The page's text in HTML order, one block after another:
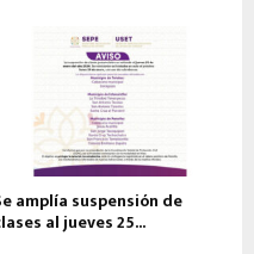
amplía suspensión de
al jueves 25...